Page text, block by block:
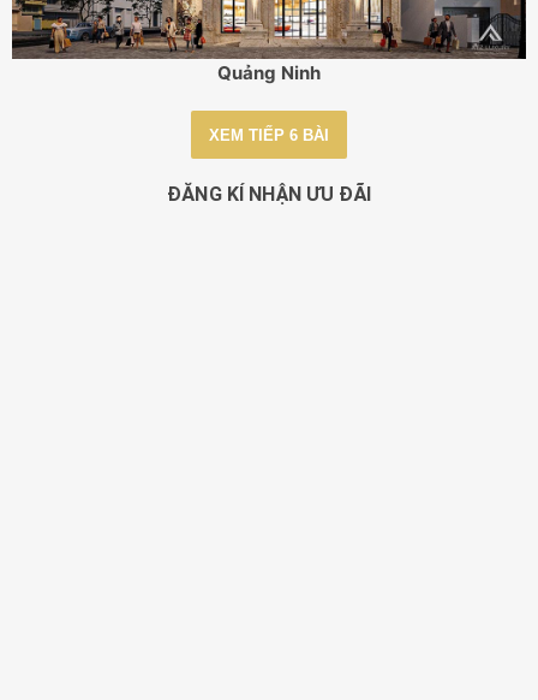
Thiết kế khách sạn 5 sao Hồng Hà Hotel – Móng Cái,
Quảng Ninh
XEM TIẾP 6 BÀI
ĐĂNG KÍ NHẬN ƯU ĐÃI